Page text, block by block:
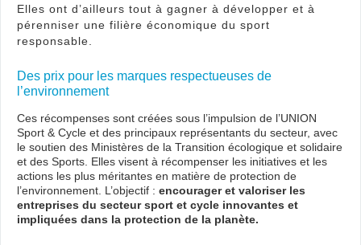
Elles ont d’ailleurs tout à gagner à développer et à
pérenniser une filière économique du sport
responsable.
Des prix pour les marques respectueuses de
l’environnement
Ces récompenses sont créées sous l’impulsion de l’UNION
Sport & Cycle et des principaux représentants du secteur, avec
le soutien des Ministères de la Transition écologique et solidaire
et des Sports. Elles visent à récompenser les initiatives et les
actions les plus méritantes en matière de protection de
l’environnement. L’objectif : encourager et valoriser les
entreprises du secteur sport et cycle innovantes et
impliquées dans la protection de la planète.